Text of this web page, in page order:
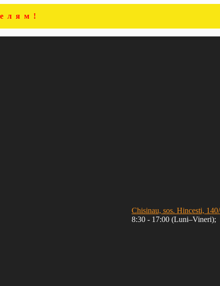
Chisinau, sos. Hincesti,
8:30 - 17:00 (Luni–Vineri);